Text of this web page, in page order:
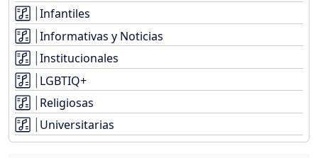
Infantiles
Informativas y Noticias
Institucionales
LGBTIQ+
Religiosas
Universitarias